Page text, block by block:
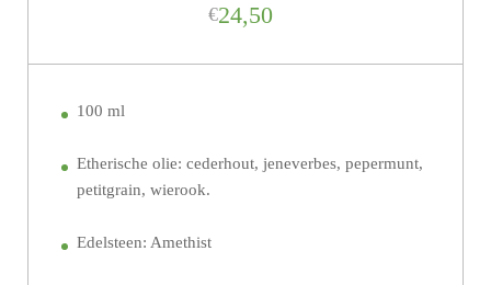
€24,50
100 ml
Etherische olie: cederhout, jeneverbes, pepermunt,
petitgrain, wierook.
Edelsteen: Amethist